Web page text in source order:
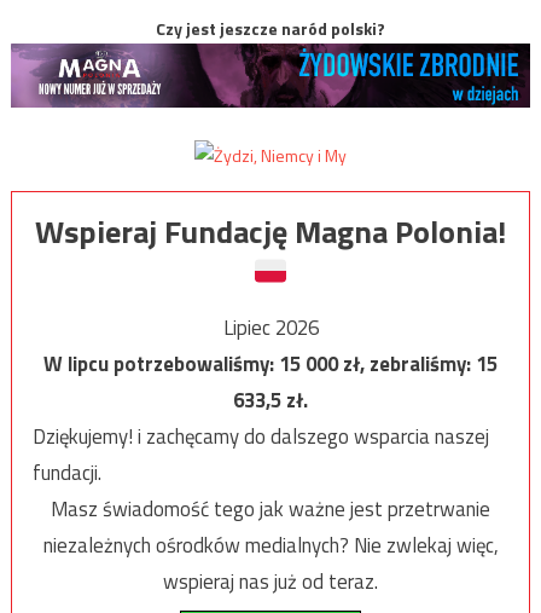
Czy jest jeszcze naród polski?
Wspieraj Fundację Magna Polonia!
Lipiec 2026
W lipcu potrzebowaliśmy:15 000zł, zebraliśmy:15
633,5zł.
Dziękujemy! i zachęcamy do dalszego wsparcia naszej
fundacji.
Masz świadomość tego jak ważne jest przetrwanie
niezależnych ośrodków medialnych? Nie zwlekaj więc,
wspieraj nas już od teraz.